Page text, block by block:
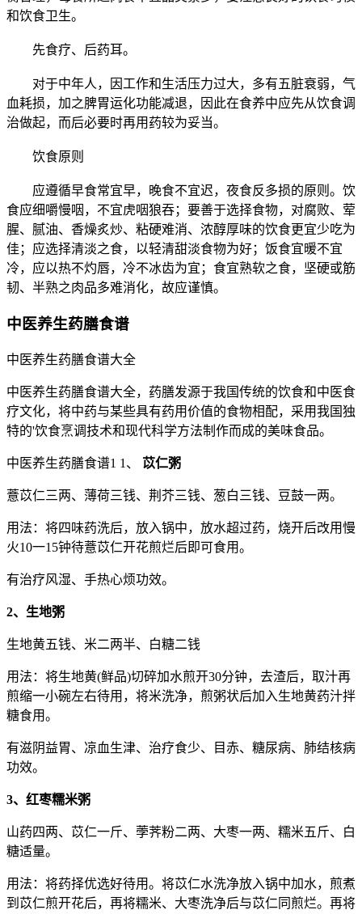
和饮食卫生。
先食疗、后药耳。
对于中年人，因工作和生活压力过大，多有五脏衰弱，气
血耗损，加之脾胃运化功能减退，因此在食养中应先从饮食调
治做起，而后必要时再用药较为妥当。
饮食原则
应遵循早食常宜早，晚食不宜迟，夜食反多损的原则。饮
食应细嚼慢咽，不宜虎咽狼吞；要善于选择食物，对腐败、荤
腥、腻油、香燥炙炒、粘硬难消、浓醇厚味的饮食更宜少吃为
佳；应选择清淡之食，以轻清甜淡食物为好；饭食宜暖不宜
冷，应以热不灼唇，冷不冰齿为宜；食宜熟软之食，坚硬或筋
韧、半熟之肉品多难消化，故应谨慎。
中医养生药膳食谱
中医养生药膳食谱大全
中医养生药膳食谱大全，药膳发源于我国传统的饮食和中医食
疗文化，将中药与某些具有药用价值的食物相配，采用我国独
特的'饮食烹调技术和现代科学方法制作而成的美味食品。
中医养生药膳食谱1 1、 苡仁粥
薏苡仁三两、薄荷三钱、荆芥三钱、葱白三钱、豆鼓一两。
用法：将四味药洗后，放入锅中，放水超过药，烧开后改用慢
火10一15钟待薏苡仁开花煎烂后即可食用。
有治疗风湿、手热心烦功效。
2、生地粥
生地黄五钱、米二两半、白糖二钱
用法：将生地黄(鲜品)切碎加水煎开30分钟，去渣后，取汁再
煎缩一小碗左右待用，将米洗净，煎粥状后加入生地黄药汁拌
糖食用。
有滋阴益胃、凉血生津、治疗食少、目赤、糖尿病、肺结核病
功效。
3、红枣糯米粥
山药四两、苡仁一斤、荸荠粉二两、大枣一两、糯米五斤、白
糖适量。
用法：将药择优选好待用。将苡仁水洗净放入锅中加水，煎煮
到苡仁煎开花后，再将糯米、大枣洗净后与苡仁同煎烂。再将